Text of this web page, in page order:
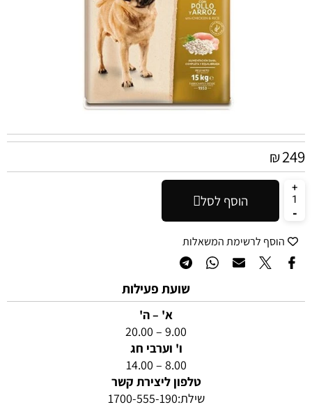
₪249
הוסף לסל
הוסף לרשימת המשאלות
שועת פעילות
א' – ה'
9.00 – 20.00
ו' וערבי חג
8.00 – 14.00
טלפון ליצירת קשר
שילת:1700-555-190